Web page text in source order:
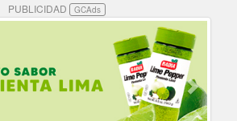
PUBLICIDAD GCAds